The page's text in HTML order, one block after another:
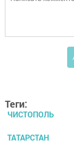
Теги:
ЧИСТОПОЛЬ
ТАТАРСТАН